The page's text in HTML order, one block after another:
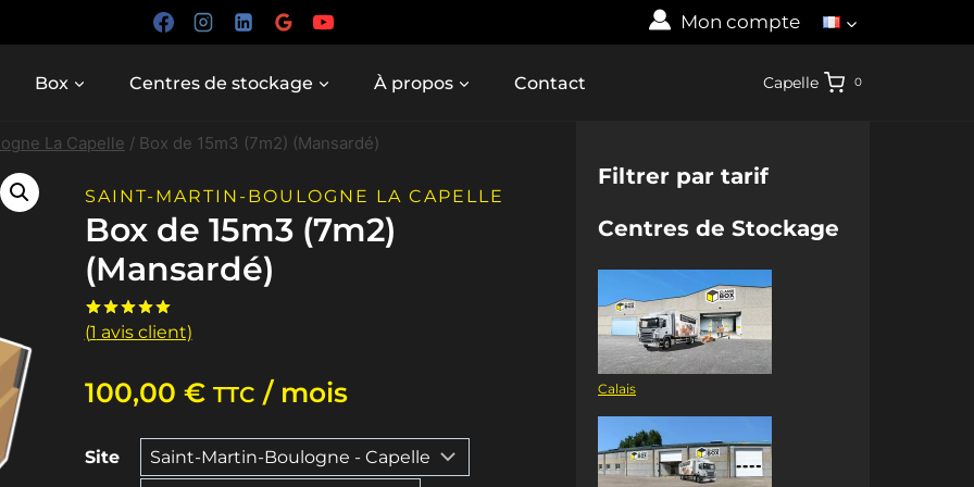
Mon compte
Box Centres de stockage À propos Contact Capelle 0
La Capelle / Box de 15m3 (7m2) (Mansardé)
SAINT-MARTIN-BOULOGNE LA CAPELLE
Box de 15m3 (7m2)
(Mansardé)
Noté5.00
1
client
(1 avis client)
100,00 € TTC / mois
Site
Filtrer par tarif
Centres de Stockage
Calais